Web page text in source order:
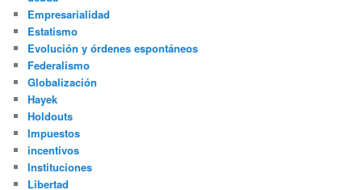
Empresarialidad
Estatismo
Evolución y órdenes espontáneos
Federalismo
Globalización
Hayek
Holdouts
Impuestos
incentivos
Instituciones
Libertad